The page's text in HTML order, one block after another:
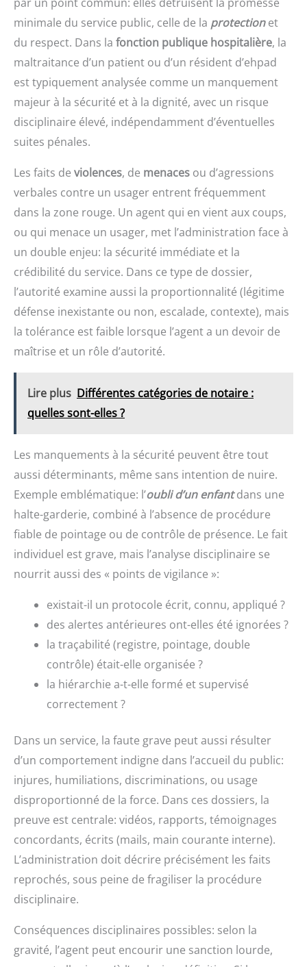
minimale du service public, celle de la protectionet
du respect. Dans la fonction publique hospitalière, la
maltraitance d’un patient ou d’un résident d’ehpad
est typiquement analysée comme un manquement
majeur à la sécurité et à la dignité, avec un risque
disciplinaire élevé, indépendamment d’éventuelles
suites pénales.
Les faits de violences, de menaces ou d’agressions
verbales contre un usager entrent fréquemment
dans la zone rouge. Un agent qui en vient aux coups,
ou qui menace un usager, met l’administration face à
un double enjeu: la sécurité immédiate et la
crédibilité du service. Dans ce type de dossier,
l’autorité examine aussi la proportionnalité (légitime
défense inexistante ou non, escalade, contexte), mais
la tolérance est faible lorsque l’agent a un devoir de
maîtrise et un rôle d’autorité.
Lire plus Différentes catégories de notaire :
quelles sont-elles ?
Les manquements à la sécurité peuvent être tout
aussi déterminants, même sans intention de nuire.
Exemple emblématique: l’oubli d’un enfantdans une
halte-garderie, combiné à l’absence de procédure
fiable de pointage ou de contrôle de présence. Le fait
individuel est grave, mais l’analyse disciplinaire se
nourrit aussi des « points de vigilance »:
existait-il un protocole écrit, connu, appliqué ?
des alertes antérieures ont-elles été ignorées ?
la traçabilité (registre, pointage, double
contrôle) était-elle organisée ?
la hiérarchie a-t-elle formé et supervisé
correctement ?
Dans un service, la faute grave peut aussi résulter
d’un comportement indigne dans l’accueil du public:
injures, humiliations, discriminations, ou usage
disproportionné de la force. Dans ces dossiers, la
preuve est centrale: vidéos, rapports, témoignages
concordants, écrits (mails, main courante interne).
L’administration doit décrire précisément les faits
reprochés, sous peine de fragiliser la procédure
disciplinaire.
Conséquences disciplinaires possibles: selon la
gravité, l’agent peut encourir une sanction lourde,